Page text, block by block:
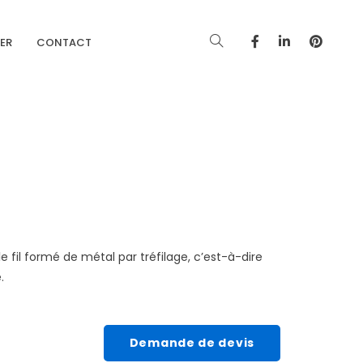
CONTACT
fil formé de métal par tréfilage, c’est-à-dire
Demande de devis